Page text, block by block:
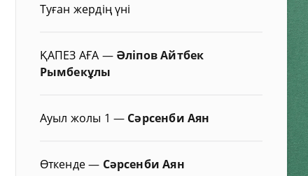
Туған жердің үні
ҚАПЕЗ АҒА — Әліпов Айтбек
Рымбекұлы
Ауыл жолы 1 — Сәрсенби Аян
Өткенде— Сәрсенби Аян